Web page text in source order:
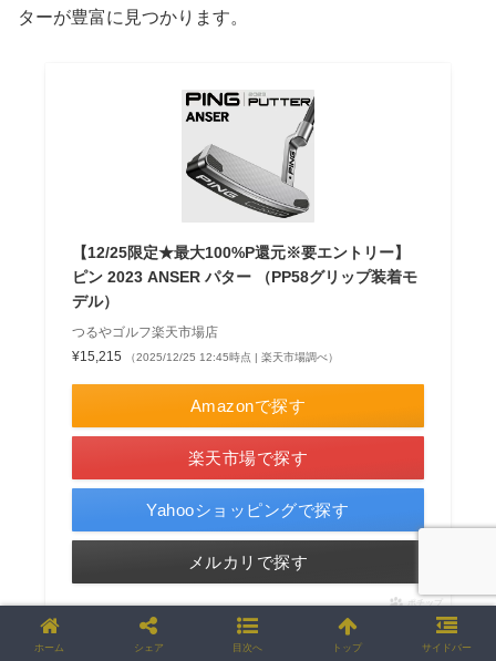
ターが豊富に見つかります。
【12/25限定★最大100%P還元※要エントリー】
ピン 2023 ANSER パター （PP58グリップ装着モ
デル）
つるやゴルフ楽天市場店
¥15,215
（2025/12/25 12:45時点 | 楽天市場調べ）
Amazonで探す
楽天市場で探す
Yahooショッピングで探す
メルカリで探す
ポチップ
ホーム シェア 目次へ トップ サイドバー